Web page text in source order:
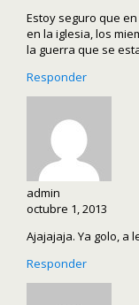
Estoy seguro que
en la iglesia, los
la guerra que se
Responder
admin
octubre 1, 2013
Ajajajaja. Ya golo, a
Responder